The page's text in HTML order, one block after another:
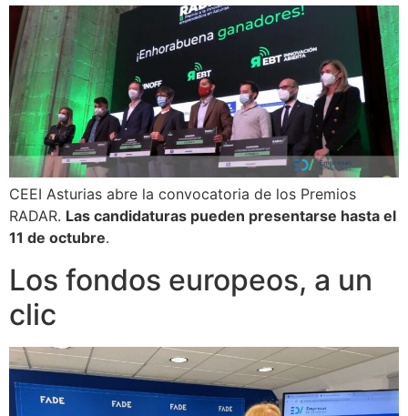
CEEI Asturias abre la convocatoria de los Premios
RADAR. Las candidaturas pueden presentarse hasta el
11 de octubre.
Los fondos europeos, a un
clic